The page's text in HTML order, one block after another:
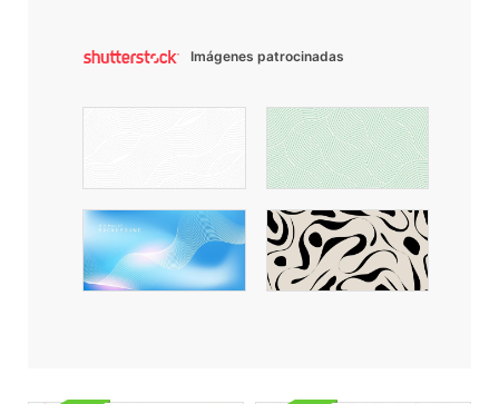
Imágenes patrocinadas